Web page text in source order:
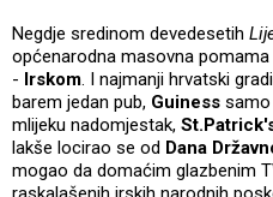
Negdje sredinom devedesetih
općenarodna masovna
- Irskom. I najmanji hrvatski
barem jedan pub, Guiness
mlijeku nadomjestak,
lakše locirao se od Dana
mogao da domaćim glazbenim